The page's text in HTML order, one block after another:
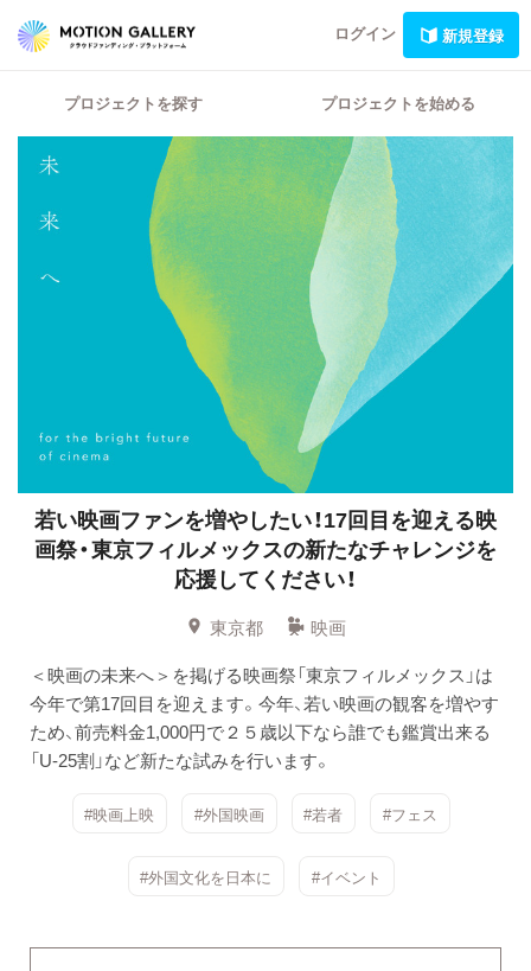
ログイン 新規登録
プロジェクトを探す プロジェクトを始める
若い映画ファンを増やしたい！17回目を迎える映
画祭・東京フィルメックスの新たなチャレンジを
応援してください！
東京都
映画
＜映画の未来へ＞を掲げる映画祭「東京フィルメックス」は
今年で第17回目を迎えます。今年、若い映画の観客を増やす
ため、前売料金1,000円で２５歳以下なら誰でも鑑賞出来る
「U-25割」など新たな試みを行います。
#映画上映 #外国映画 #若者 #フェス
#外国文化を日本に #イベント